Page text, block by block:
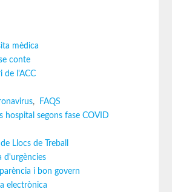
mèdica
conte
de l'ACC
,
FAQS
hospital segons fase COVID
Llocs de Treball
d'urgències
i bon govern
electrònica